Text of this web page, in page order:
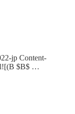
jp Content-
$B$ …